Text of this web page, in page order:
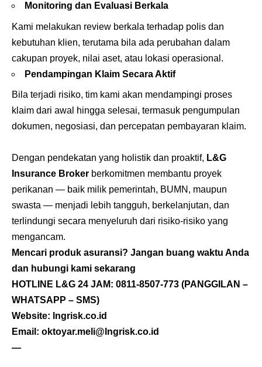
Monitoring dan Evaluasi Berkala
Kami melakukan review berkala terhadap polis dan
kebutuhan klien, terutama bila ada perubahan dalam
cakupan proyek, nilai aset, atau lokasi operasional.
Pendampingan Klaim Secara Aktif
Bila terjadi risiko, tim kami akan mendampingi proses
klaim dari awal hingga selesai, termasuk pengumpulan
dokumen, negosiasi, dan percepatan pembayaran klaim.
Dengan pendekatan yang holistik dan proaktif, L&G
Insurance Broker berkomitmen membantu proyek
perikanan — baik milik pemerintah, BUMN, maupun
swasta — menjadi lebih tangguh, berkelanjutan, dan
terlindungi secara menyeluruh dari risiko-risiko yang
mengancam.
Mencari produk asuransi? Jangan buang waktu Anda
dan hubungi kami sekarang
HOTLINE L&G 24 JAM: 0811-8507-773 (PANGGILAN –
WHATSAPP – SMS)
Website: lngrisk.co.id
Email: oktoyar.meli@lngrisk.co.id
—